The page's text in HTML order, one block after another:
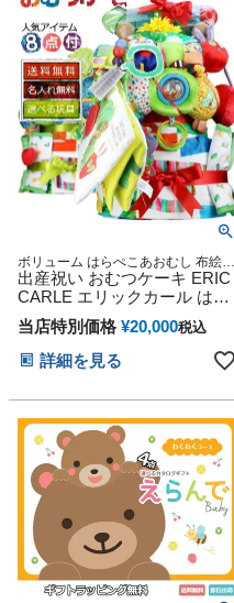
ボリューム はらぺこあおむし 布絵本
バスタオル 盛り沢山の完全充実した
内容
出産祝い おむつケーキ ERIC
CARLE エリックカール はら
ぺこあおむし DX 3段 思い出
赤ちゃん 子供 出産 マタニテ
ィ フォト パパ ママ ベイビー
お父さん お母さん クリスマ
トセット 人気 端午の節句 ひ
な祭り 男の子 女の子
当店特別価格 ¥20,000税込
詳細を見る